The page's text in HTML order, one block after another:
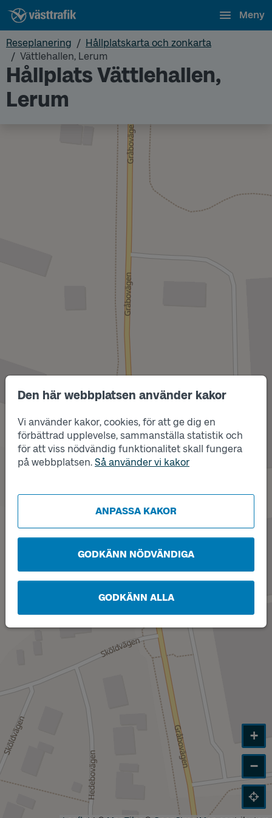
Den här webbplatsen använder kakor
Vi använder kakor, cookies, för att ge dig en
förbättrad upplevelse, sammanställa statistik och
för att viss nödvändig funktionalitet skall fungera
på webbplatsen. Så använder vi kakor
ANPASSA KAKOR
GODKÄNN NÖDVÄNDIGA
GODKÄNN ALLA
Meny
Reseplanering
Hållplatskarta och zonkarta
Vättlehallen, Lerum
Hållplats Vättlehallen,
Lerum
Läge
Läge
+
−